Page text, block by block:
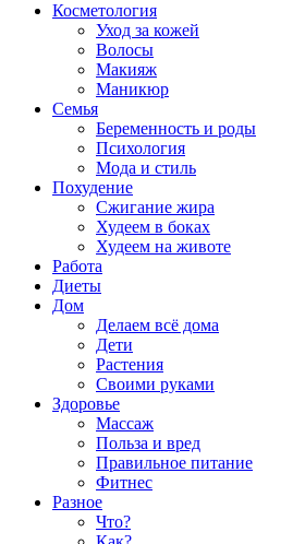
Косметология
Уход за кожей
Волосы
Макияж
Маникюр
Семья
Беременность и роды
Психология
Мода и стиль
Похудение
Сжигание жира
Худеем в боках
Худеем на животе
Работа
Диеты
Дом
Делаем всё дома
Дети
Растения
Своими руками
Здоровье
Массаж
Польза и вред
Правильное питание
Фитнес
Разное
Что?